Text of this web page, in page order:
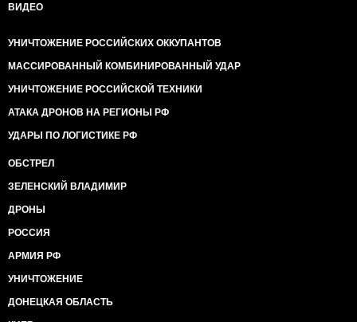
ВИДЕО
УНИЧТОЖЕНИЕ РОССИЙСКИХ ОККУПАНТОВ
МАССИРОВАННЫЙ КОМБИНИРОВАННЫЙ УДАР
УНИЧТОЖЕНИЕ РОССИЙСКОЙ ТЕХНИКИ
АТАКА ДРОНОВ НА РЕГИОНЫ РФ
УДАРЫ ПО ЛОГИСТИКЕ РФ
ОБСТРЕЛ
ЗЕЛЕНСКИЙ ВЛАДИМИР
ДРОНЫ
РОССИЯ
АРМИЯ РФ
УНИЧТОЖЕНИЕ
ДОНЕЦКАЯ ОБЛАСТЬ